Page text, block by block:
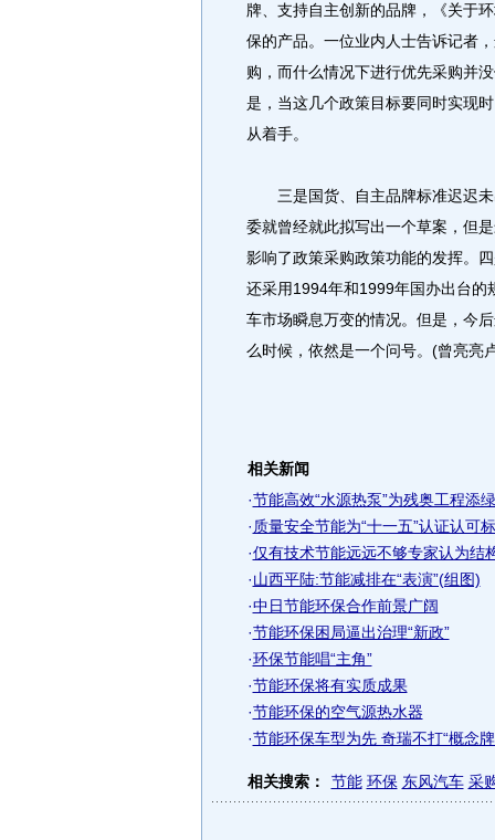
牌、支持自主创新的品牌，《关于
保的产品。一位业内人士告诉记者
购，而什么情况下进行优先采购并
是，当这几个政策目标要同时实现
从着手。
三是国货、自主品牌标准迟迟未
委就曾经就此拟写出一个草案，但
影响了政策采购政策功能的发挥。
还采用1994年和1999年国办出台的
车市场瞬息万变的情况。但是，今
么时候，依然是一个问号。(曾亮亮
相关新闻
·节能高效“水源热泵”为残奥工程添
· 质量安全节能为“十一五”认证认可
·仅有技术节能远远不够专家认为结
·山西平陆:节能减排在“表演”(组图)
·中日节能环保合作前景广阔
·节能环保困局逼出治理“新政”
·环保节能唱“主角”
·节能环保将有实质成果
·节能环保的空气源热水器
·节能环保车型为先 奇瑞不打“概念
相关搜索： 节能 环保 东风汽车 采